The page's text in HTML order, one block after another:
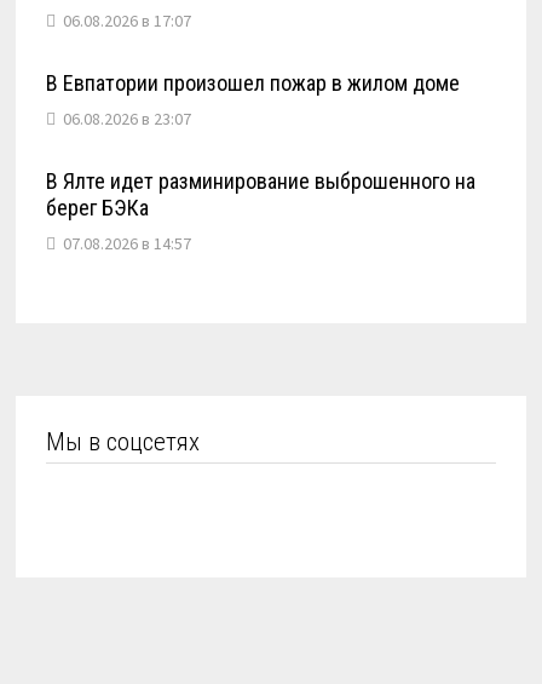
06.08.2026 в 17:07
В Евпатории произошел пожар в жилом доме
06.08.2026 в 23:07
В Ялте идет разминирование выброшенного на
берег БЭКа
07.08.2026 в 14:57
Мы в соцсетях